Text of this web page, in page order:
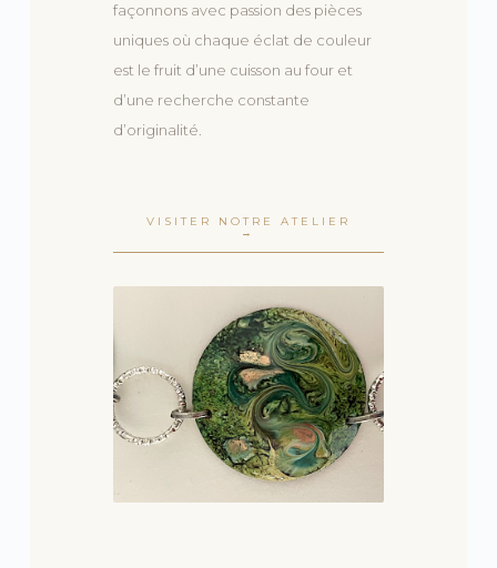
façonnons avec passion des pièces
uniques où chaque éclat de couleur
est le fruit d’une cuisson au four et
d’une recherche constante
d’originalité.
VISITER NOTRE ATELIER
→